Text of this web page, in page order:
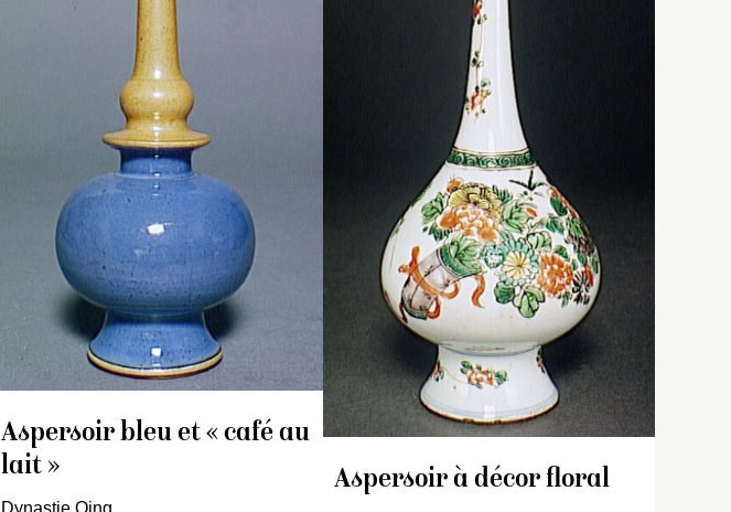
Aspersoir, monté sur un
pied élargi, à panse
piriforme se poursuivant en
col fin et conique.
Décor rouge de fer et or sur
fond blanc : tiges fleuries
sur le col, panse recouverte
de feuillage et fleurs
variées, alternance de
fleurettes et motifs
géométriques sur le pied.
Aspersoir bleu et « café au
lait »
Dynastie Qing
Aspersoir, monté sur un
pied élargi, à base
concave, panse globulaire
aplatie bleue surmontée
d’un long col fin brun doté à
sa naissance d’un disque
puis d’un bulbe
intermédiaire.
Couverte bleu de cobalt sur
la panse et le pied, col
« café au lait ».
Pièce destinée à
l’exportation.
Aspersoir à décor floral
Aspersoir monté sur un
pied élargi, à panse
piriforme se poursuivant en
col fin et conique.
Décor polychrome sur fond
blanc, composé de
chrysanthèmes et de
pivoines en bouquets
noués. Sur le col figurent
deux branches fleuries et
un filet en bleu de cobalt
sous couverte. Une frise
spiralée court sur l’épaule.
Le filet bleu est repris sur le
Pièce destinée à
l’exportation.